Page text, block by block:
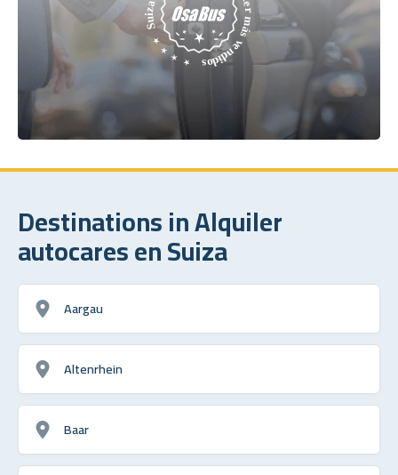
Destinations in Alquiler
autocares en Suiza
Aargau
Altenrhein
Baar